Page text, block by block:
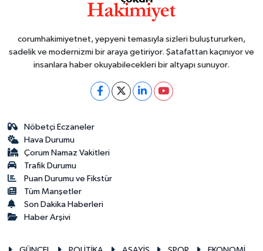
corumhakimiyetnet, yepyeni temasıyla sizleri buluştururken,
sadelik ve modernizmi bir araya getiriyor. Şatafattan kaçınıyor ve
insanlara haber okuyabilecekleri bir altyapı sunuyor.
Nöbetçi Eczaneler
Hava Durumu
Çorum Namaz Vakitleri
Trafik Durumu
Puan Durumu ve Fikstür
Tüm Manşetler
Son Dakika Haberleri
Haber Arşivi